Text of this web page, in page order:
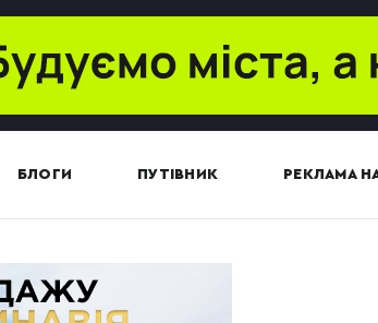
БЛОГИ ПУТІВНИК РЕКЛАМА